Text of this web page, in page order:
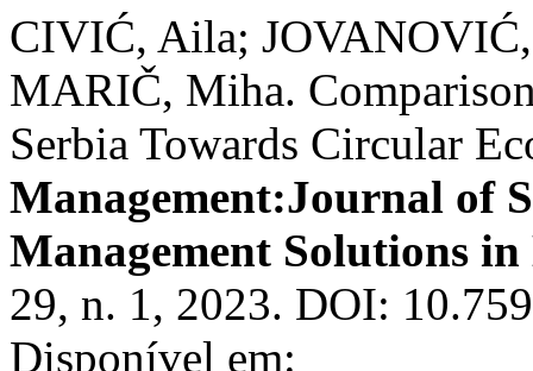
CIVIĆ, Aila;
MARIČ, Miha.
Serbia Towards Circular
Management:Journal of
Management Solutions
29, n. 1, 2023. DOI:
Disponível em: